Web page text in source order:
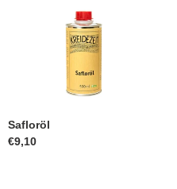
Safloröl
Normaler
€9,10